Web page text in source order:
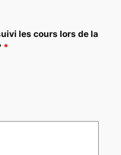
les cours lors de la
*